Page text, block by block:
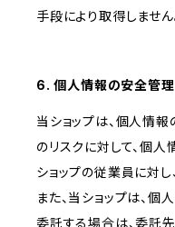
手段により取得しません
6. 個人情報の安全管理
当ショップは、個人情
のリスクに対して、個
ショップの従業員に対
また、当ショップは、
委託する場合は、委託